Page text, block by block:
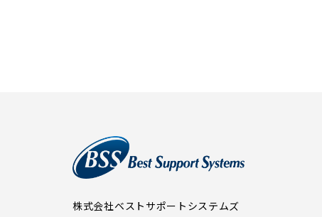
株式会社ベストサポートシステムズ